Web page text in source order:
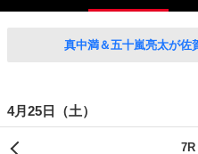
真中満＆五十嵐亮太が佐
4月25日（土）